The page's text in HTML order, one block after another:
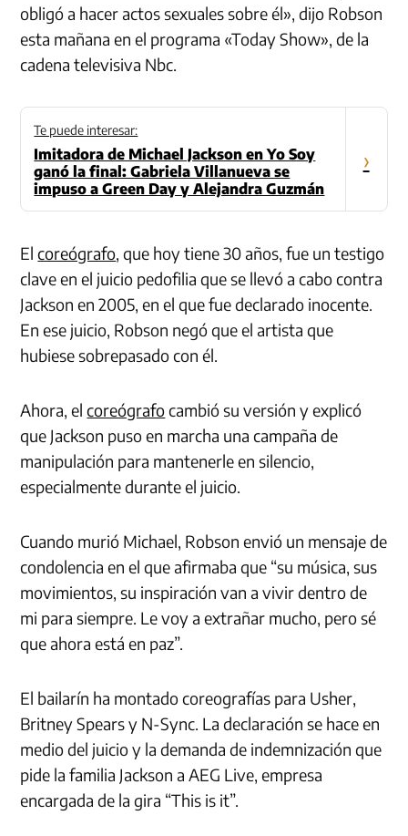
obligó a hacer actos sexuales sobre él», dijo Robson
esta mañana en el programa «Today Show», de la
cadena televisiva Nbc.
Te puede interesar:
Imitadora de Michael Jackson en Yo Soy
ganó la final: Gabriela Villanueva se
impuso a Green Day y Alejandra Guzmán
›
Elcoreógrafo, que hoy tiene 30 años, fue un testigo
clave en el juicio pedofilia que se llevó a cabo contra
Jackson en 2005, en el que fue declarado inocente.
En ese juicio, Robson negó que el artista que
hubiese sobrepasado con él.
Ahora, elcoreógrafocambió su versión y explicó
que Jackson puso en marcha una campaña de
manipulación para mantenerle en silencio,
especialmente durante el juicio.
Cuando murió Michael, Robson envió un mensaje de
condolencia en el que afirmaba que “su música, sus
movimientos, su inspiración van a vivir dentro de
mi para siempre. Le voy a extrañar mucho, pero sé
que ahora está en paz”.
El bailarín ha montado coreografías para Usher,
Britney Spears y N-Sync. La declaración se hace en
medio del juicio y la demanda de indemnización que
pide la familia Jackson a AEG Live, empresa
encargada de la gira “This is it”.